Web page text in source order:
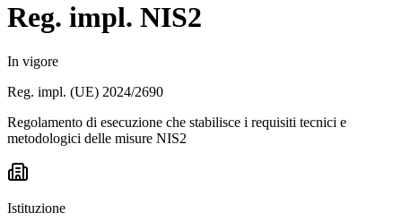
Reg. impl. NIS2
In vigore
Reg. impl. (UE) 2024/2690
Regolamento di esecuzione che stabilisce i requisiti tecnici e
metodologici delle misure NIS2
Istituzione